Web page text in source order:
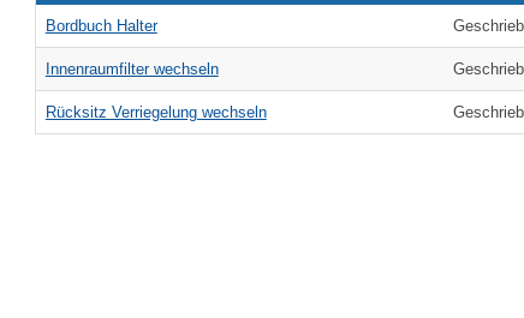
Bordbuch Halter
Innenraumfilter wechseln
Rücksitz Verriegelung wechseln